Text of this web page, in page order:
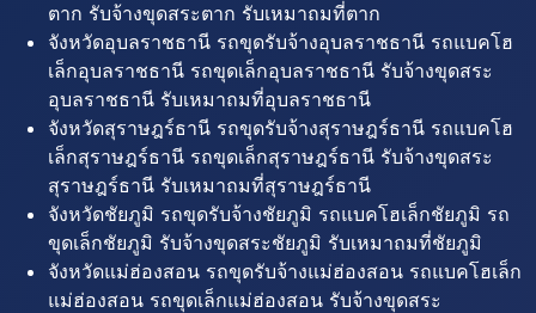
ตาก รับจ้างขุดสระตาก รับเหมาถมที่ตาก
จังหวัดอุบลราชธานี รถขุดรับจ้างอุบลราชธานี รถแบคโฮ
เล็กอุบลราชธานี รถขุดเล็กอุบลราชธานี รับจ้างขุดสระ
อุบลราชธานี รับเหมาถมที่อุบลราชธานี
จังหวัดสุราษฎร์ธานี รถขุดรับจ้างสุราษฎร์ธานี รถแบคโฮ
เล็กสุราษฎร์ธานี รถขุดเล็กสุราษฎร์ธานี รับจ้างขุดสระ
สุราษฎร์ธานี รับเหมาถมที่สุราษฎร์ธานี
จังหวัดชัยภูมิ รถขุดรับจ้างชัยภูมิ รถแบคโฮเล็กชัยภูมิ รถ
ขุดเล็กชัยภูมิ รับจ้างขุดสระชัยภูมิ รับเหมาถมที่ชัยภูมิ
จังหวัดแม่ฮ่องสอน รถขุดรับจ้างแม่ฮ่องสอน รถแบคโฮเล็ก
แม่ฮ่องสอน รถขุดเล็กแม่ฮ่องสอน รับจ้างขุดสระ